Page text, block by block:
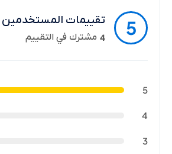
5 تقييمات المستخدمين
4 مشترك في التقييم
5
4
3